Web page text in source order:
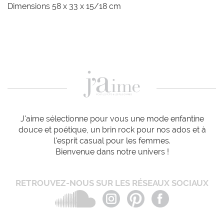
Dimensions 58 x 33 x 15/18 cm
J'aime sélectionne pour vous une mode enfantine
douce et poétique, un brin rock pour nos ados et à
l'esprit casual pour les femmes.
Bienvenue dans notre univers !
RETROUVEZ-NOUS SUR LES RÉSEAUX SOCIAUX